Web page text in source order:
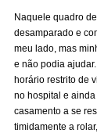
Naquele quadro
desamparado e
meu lado, mas
e não podia
horário restrito de
no hospital e
casamento a se
timidamente a